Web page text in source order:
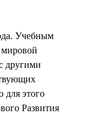
Учебным
другими
этого
Развития